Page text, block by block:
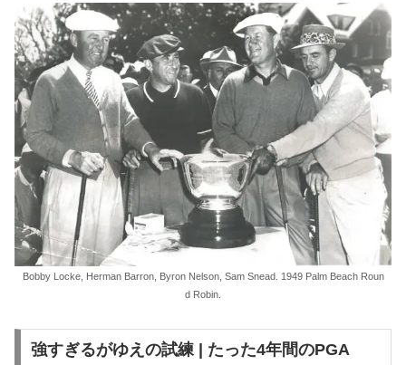
Bobby Locke, Herman Barron, Byron Nelson, Sam Snead. 1949 Palm Beach Roun
d Robin.
強すぎるがゆえの試練 | たった4年間のPGA